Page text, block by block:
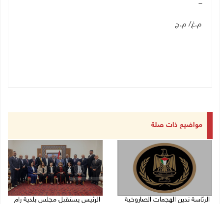
ـــ
م.غ/ م.ج
مواضيع ذات صلة
الرئاسة تدين الهجمات الصاروخية
الرئيس يستقبل مجلس بلدية رام